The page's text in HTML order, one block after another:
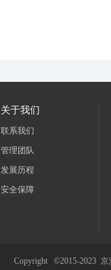
关于我们
联系我们
管理团队
发展历程
安全保障
Copyright ©2015-2023 京